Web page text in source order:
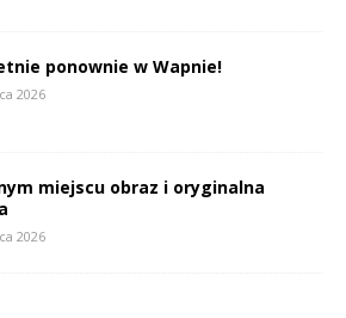
ponownie w Wapnie!
2026
miejscu obraz i oryginalna
2026